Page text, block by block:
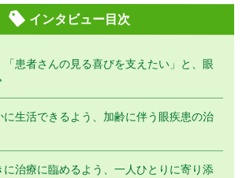
インタビュー目次
患者さんの見る喜びを支えたい」と、眼
に生活できるよう、加齢に伴う眼疾患の治
に治療に臨めるよう、一人ひとりに寄り添